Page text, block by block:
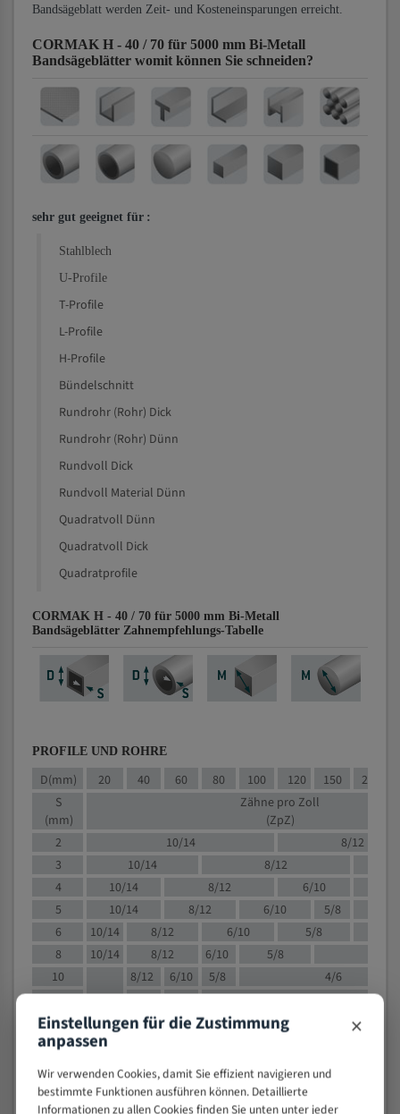
Bandsägeblatt werden Zeit- und Kosteneinsparungen erreicht.
CORMAK H - 40 / 70 für 5000 mm Bi-Metall
Bandsägeblätter womit können Sie schneiden?
sehr gut geeignet für :
Stahlblech
U-Profile
T-Profile
L-Profile
H-Profile
Bündelschnitt
Rundrohr (Rohr) Dick
Rundrohr (Rohr) Dünn
Rundvoll Dick
Rundvoll Material Dünn
Quadratvoll Dünn
Quadratvoll Dick
Quadratprofile
CORMAK H - 40 / 70 für 5000 mm Bi-Metall
Bandsägeblätter Zahnempfehlungs-Tabelle
PROFILE UND ROHRE
D(mm) 20 40 60 80 100 120 150 200
S
(mm)
Zähne pro Zoll
(ZpZ)
2
10/14
8/12
3
10/14 8/12
4
10/14 8/12 6/10
5
10/14 8/12 6/10
5/8
6
10/14 8/12 6/10
5/8
8
10/14 8/12 6/10 5/8
10
8/12 6/10 5/8
4/6
12
8/12 6/10
4/6
15
8/12 6/10
4/5
20
30
4/5
50
Einstellungen für die Zustimmung
anpassen ×
Wir verwenden Cookies, damit Sie effizient navigieren und
bestimmte Funktionen ausführen können. Detaillierte
Informationen zu allen Cookies finden Sie unten unter jeder